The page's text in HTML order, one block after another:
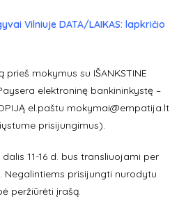
Vilniuje DATA/LAIKAS: lapkričio
mokymus su IŠANKSTINE
elektroninę bankininkystę –
el.paštu mokymai@empatija.lt
prisijungimus).
11-16 d. bus transliuojami per
Negalintiems prisijungti nurodytu
peržiūrėti įrašą.